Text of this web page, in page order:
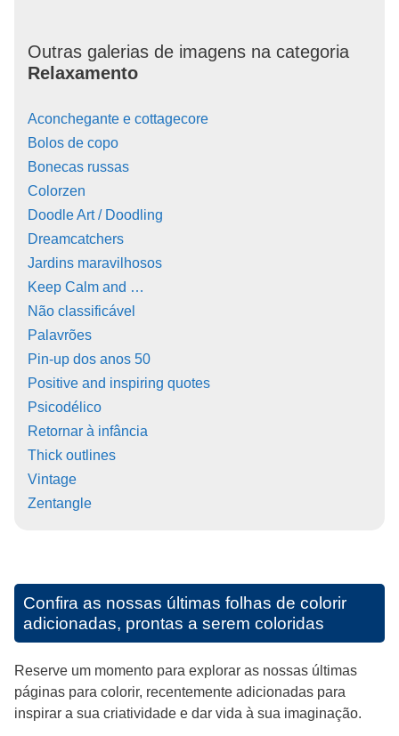
Outras galerias de imagens na categoria
Relaxamento
Aconchegante e cottagecore
Bolos de copo
Bonecas russas
Colorzen
Doodle Art / Doodling
Dreamcatchers
Jardins maravilhosos
Keep Calm and …
Não classificável
Palavrões
Pin-up dos anos 50
Positive and inspiring quotes
Psicodélico
Retornar à infância
Thick outlines
Vintage
Zentangle
Confira as nossas últimas folhas de colorir
adicionadas, prontas a serem coloridas
Reserve um momento para explorar as nossas últimas
páginas para colorir, recentemente adicionadas para
inspirar a sua criatividade e dar vida à sua imaginação.